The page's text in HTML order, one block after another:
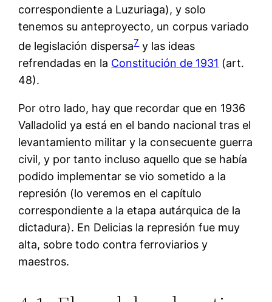
correspondiente a Luzuriaga), y solo
tenemos su anteproyecto, un corpus variado
de legislación dispersa7y las ideas
refrendadas en la Constitución de 1931 (art.
48).
Por otro lado, hay que recordar que en 1936
Valladolid ya está en el bando nacional tras el
levantamiento militar y la consecuente guerra
civil, y por tanto incluso aquello que se había
podido implementar se vio sometido a la
represión (lo veremos en el capítulo
correspondiente a la etapa autárquica de la
dictadura). En Delicias la represión fue muy
alta, sobre todo contra ferroviarios y
maestros.